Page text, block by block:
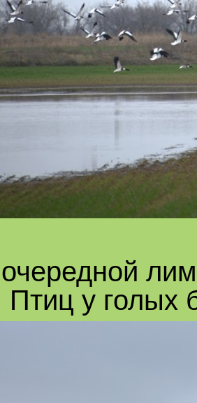
Птиц у голых